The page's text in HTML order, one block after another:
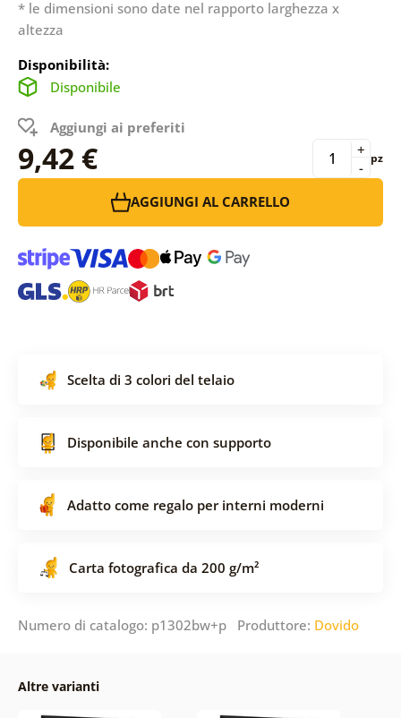
* le dimensioni sono date nel rapporto larghezza x
altezza
Disponibilità:
Disponibile
Aggiungi ai preferiti
9,42 € -
+ pz
AGGIUNGI AL CARRELLO
Scelta di 3 colori del telaio
Disponibile anche con supporto
Adatto come regalo per interni moderni
Carta fotografica da 200 g/m²
Numero di catalogo: p1302bw+p Produttore: Dovido
Altre varianti